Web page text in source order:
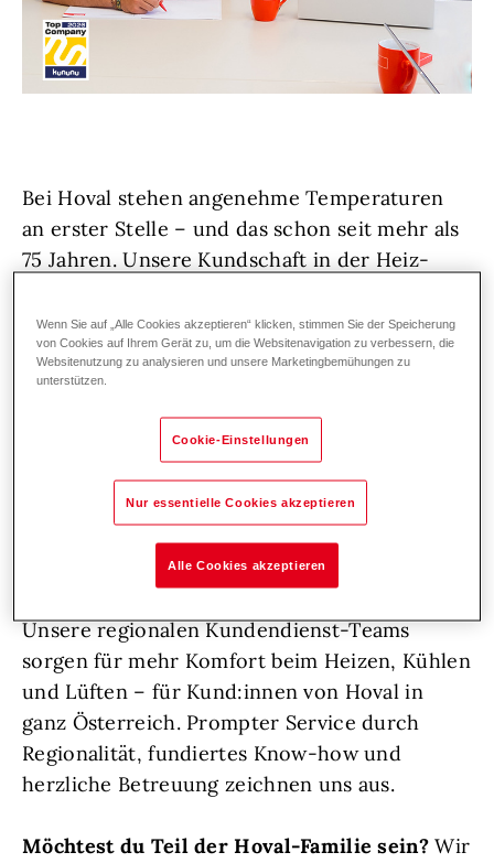
Bei Hoval stehen angenehme Temperaturen
an erster Stelle – und das schon seit mehr als
75 Jahren. Unsere Kundschaft in der Heiz-
Lösungen und exzellenten Service,
österreich- und weltweit.Denn wir bei Hoval
lieben, was wir tun!
suchen Unterstützung: hemdsärmelige
Persönlichkeiten, die sich voller Herzblut um
ihre Aufgaben kümmern, frische Impulse
setzen und durch ihren vorausschauenden
Einsatz dafür sorgen, dass Hoval auch
langfristig ganz vorne bleibt.
Unsere regionalen Kundendienst-Teams
sorgen für mehr Komfort beim Heizen, Kühlen
und Lüften – für Kund:innen von Hoval in
ganz Österreich. Prompter Service durch
Regionalität, fundiertes Know-how und
herzliche Betreuung zeichnen uns aus.
Möchtest du Teil der Hoval-Familie sein? Wir
Wenn Sie auf „Alle Cookies akzeptieren“ klicken, stimmen Sie der Speicherung
von Cookies auf Ihrem Gerät zu, um die Websitenavigation zu verbessern, die
Websitenutzung zu analysieren und unsere Marketingbemühungen zu
unterstützen.
Cookie-Einstellungen
Nur essentielle Cookies akzeptieren
Alle Cookies akzeptieren